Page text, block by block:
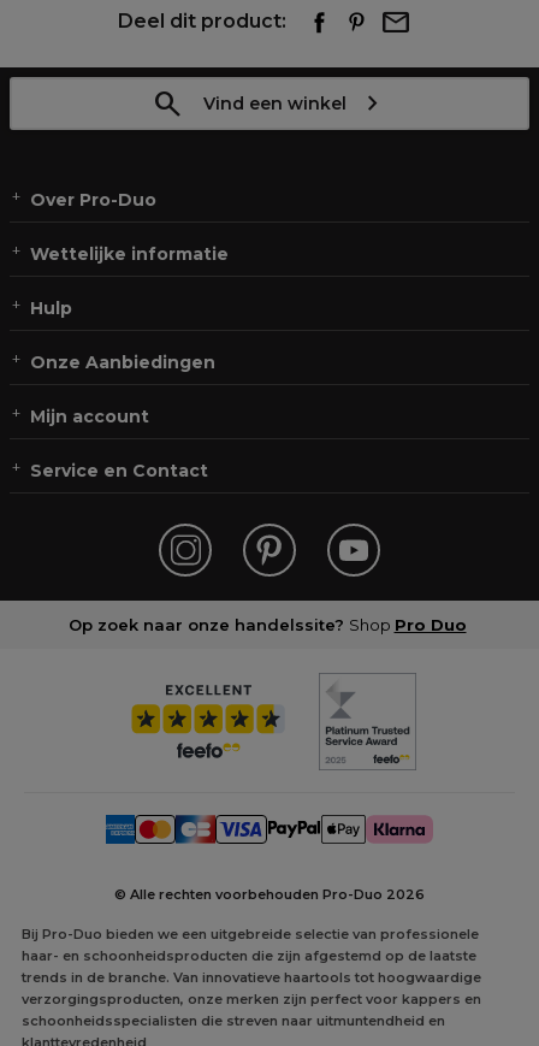
Deel dit product:
Vind een winkel
Over Pro-Duo
Wettelijke informatie
Hulp
Onze Aanbiedingen
Mijn account
Service en Contact
Op zoek naar onze handelssite? Shop Pro Duo
© Alle rechten voorbehouden Pro-Duo 2026
Bij Pro-Duo bieden we een uitgebreide selectie van professionele
haar- en schoonheidsproducten die zijn afgestemd op de laatste
trends in de branche. Van innovatieve haartools tot hoogwaardige
verzorgingsproducten, onze merken zijn perfect voor kappers en
schoonheidsspecialisten die streven naar uitmuntendheid en
klanttevredenheid